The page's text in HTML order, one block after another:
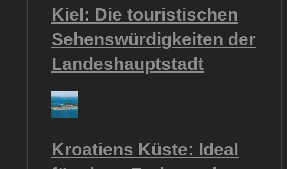
Kiel: Die touristischen
Sehenswürdigkeiten der
Landeshauptstadt
Kroatiens Küste: Ideal